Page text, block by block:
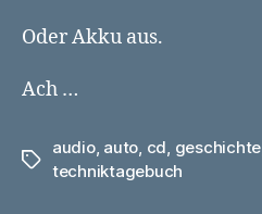
Oder Akku aus.
Ach …
Schlagwörter
audio, auto cd geschichte
techniktagebuch